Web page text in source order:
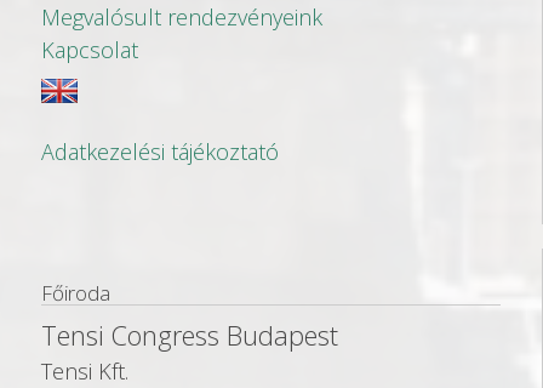
Megvalósult rendezvényeink
Kapcsolat
Adatkezelési tájékoztató
Főiroda
Tensi Congress Budapest
Tensi Kft.